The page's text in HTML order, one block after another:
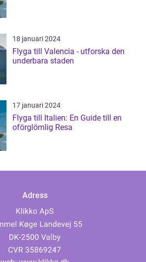
18 januari 2024
Flyga till Valencia - utforska den
underbara staden
17 januari 2024
Flyga till Italien: En Guide till en
oförglömlig Resa
Adress